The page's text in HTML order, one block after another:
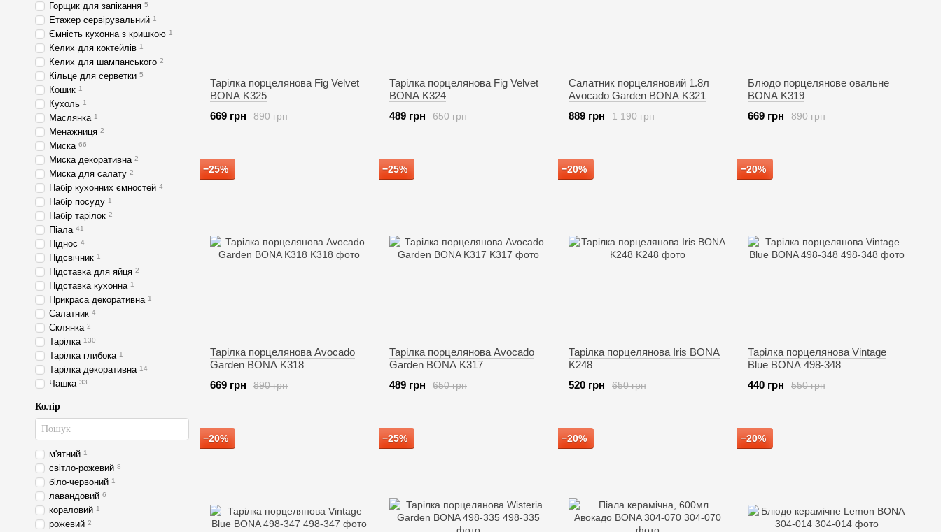
Тарілка порцелянова Fig Velvet
BONA K325
890 грн
669 грн
Тарілка порцелянова Fig Velvet
BONA K324
650 грн
489 грн
Салатник порцеляновий 1.8л
Avocado Garden BONA K321
1 190 грн
889 грн
Блюдо порцелянове овальне
BONA K319
890 грн
669 грн
−25%
Тарілка порцелянова Avocado
Garden BONA K318
890 грн
669 грн
−25%
Тарілка порцелянова Avocado
Garden BONA K317
650 грн
489 грн
−20%
Тарілка порцелянова Iris BONA
K248
650 грн
520 грн
−20%
Тарілка порцелянова Vintage
Blue BONA 498-348
550 грн
440 грн
−20% −25% −20% −20%
Горщик для запікання 5
Етажер сервірувальний 1
Ємність кухонна з кришкою 1
Келих для коктейлів 1
Келих для шампанського 2
Кільце для серветки 5
Кошик 1
Кухоль 1
Маслянка 1
Менажниця 2
Миска 66
Миска декоративна 2
Миска для салату 2
Набір кухонних ємностей 4
Набір посуду 1
Набір тарілок 2
Піала 41
Піднос 4
Підсвічник 1
Підставка для яйця 2
Підставка кухонна 1
Прикраса декоративна 1
Салатник 4
Склянка 2
Тарілка 130
Тарілка глибока 1
Тарілка декоративна 14
Чашка 33
Колір
м'ятний 1
світло-рожевий 8
біло-червоний 1
лавандовий 6
кораловий 1
рожевий 2